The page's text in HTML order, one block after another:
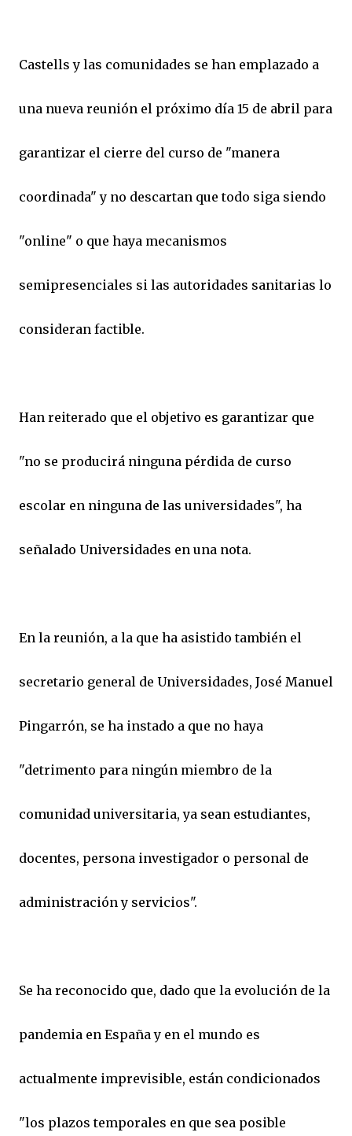
Castells y las comunidades se han emplazado a
una nueva reunión el próximo día 15 de abril para
garantizar el cierre del curso de "manera
coordinada" y no descartan que todo siga siendo
"online" o que haya mecanismos
semipresenciales si las autoridades sanitarias lo
consideran factible.
Han reiterado que el objetivo es garantizar que
"no se producirá ninguna pérdida de curso
escolar en ninguna de las universidades", ha
señalado Universidades en una nota.
En la reunión, a la que ha asistido también el
secretario general de Universidades, José Manuel
Pingarrón, se ha instado a que no haya
"detrimento para ningún miembro de la
comunidad universitaria, ya sean estudiantes,
docentes, persona investigador o personal de
administración y servicios".
Se ha reconocido que, dado que la evolución de la
pandemia en España y en el mundo es
actualmente imprevisible, están condicionados
"los plazos temporales en que sea posible